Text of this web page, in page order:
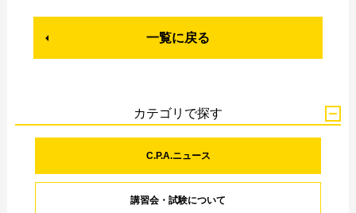
一覧に戻る
カテゴリで探す
C.P.A.ニュース
講習会・試験について